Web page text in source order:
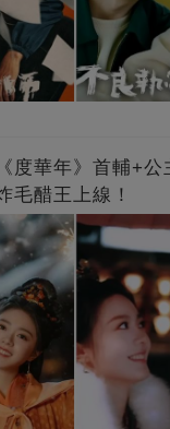
度華年》首輔+
毛醋王上線！